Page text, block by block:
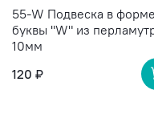
55-W Подвеска в форме
буквы "W" из
10мм
120 ₽